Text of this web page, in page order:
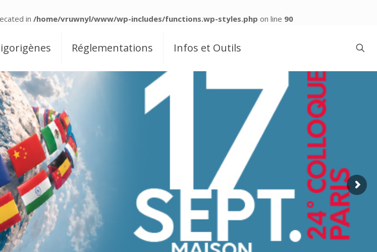
in /home/vruwnyl/www/wp-includes/functions.wp-styles.php on line 90
Réglementations Infos et Outils